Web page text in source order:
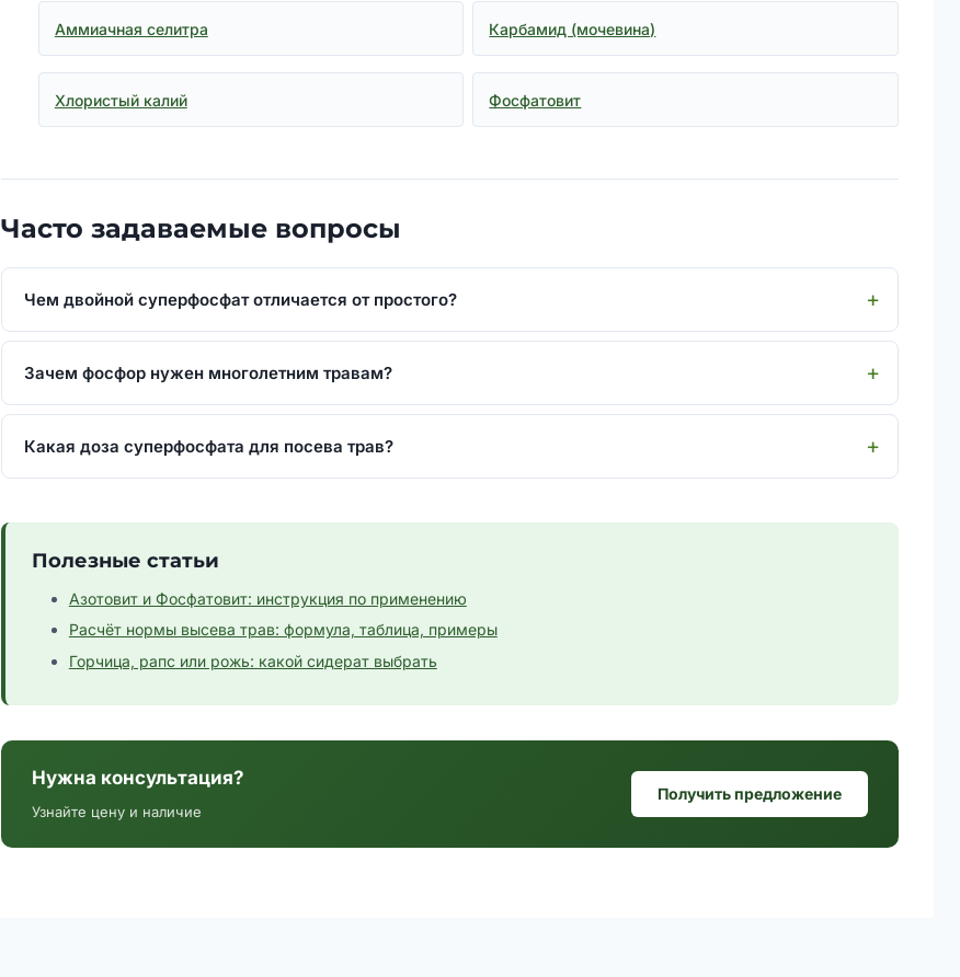
Аммиачная селитра Карбамид (мочевина)
Хлористый калий Фосфатовит
Часто задаваемые вопросы
Чем двойной суперфосфат отличается от простого?
Зачем фосфор нужен многолетним травам?
Какая доза суперфосфата для посева трав?
Полезные статьи
Азотовит и Фосфатовит: инструкция по применению
Расчёт нормы высева трав: формула, таблица, примеры
Горчица, рапс или рожь: какой сидерат выбрать
Нужна консультация?
Узнайте цену и наличие
Получить предложение